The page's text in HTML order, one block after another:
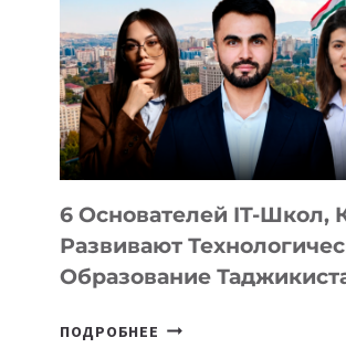
ВИДА
НОВОГО
УСТРОЙСТВА
ОТ
OPENAI
6 Основателей IT-Школ,
Развивают
Образование
ПОДРОБНЕЕ 6